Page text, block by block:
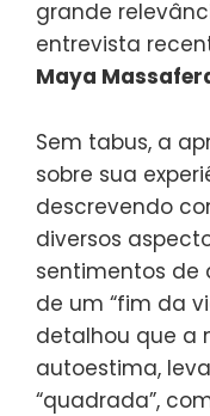
grande
entrevista
Maya
Sem tabus, a
sobre sua
descrevendo
diversos
sentimentos de
de um “fim da
detalhou que a
autoestima,
“quadrada”,